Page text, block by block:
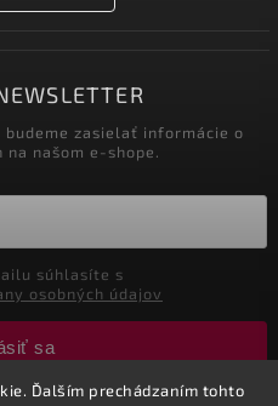
Ďalším prechádzaním tohto
zasielať informácie o
našom e-shope.
osobných údajov
sa